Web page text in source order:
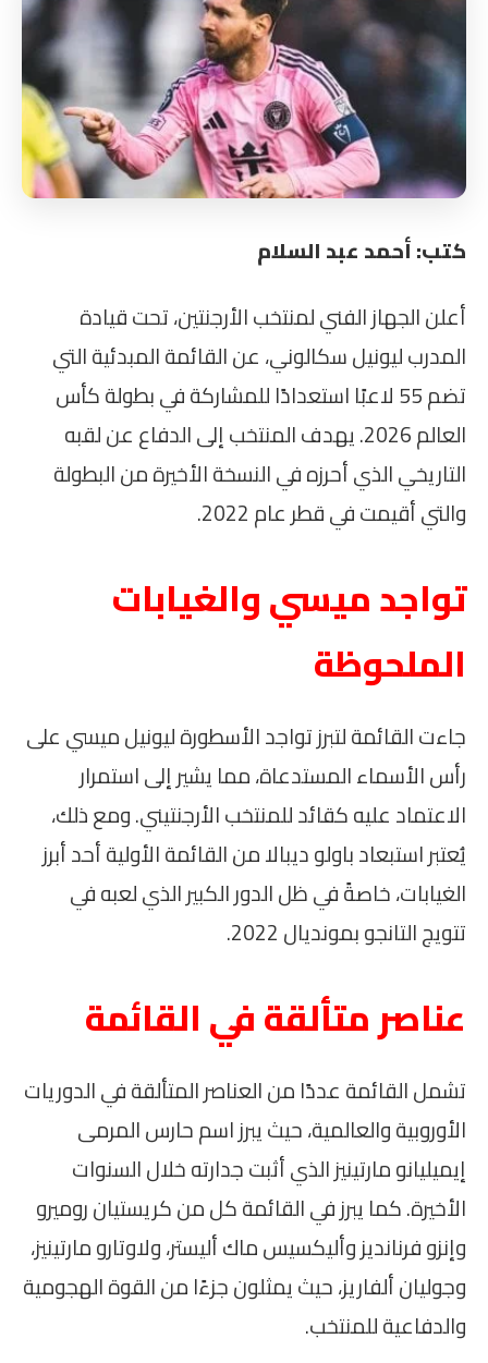
كتب: أحمد عبد السلام
أعلن الجهاز الفني لمنتخب الأرجنتين، تحت قيادة
المدرب ليونيل سكالوني، عن القائمة المبدئية التي
تضم 55 لاعبًا استعدادًا للمشاركة في بطولة كأس
العالم 2026. يهدف المنتخب إلى الدفاع عن لقبه
التاريخي الذي أحرزه في النسخة الأخيرة من البطولة
والتي أقيمت في قطر عام 2022.
تواجد ميسي والغيابات
الملحوظة
جاءت القائمة لتبرز تواجد الأسطورة ليونيل ميسي على
رأس الأسماء المستدعاة، مما يشير إلى استمرار
الاعتماد عليه كقائد للمنتخب الأرجنتيني. ومع ذلك،
يُعتبر استبعاد باولو ديبالا من القائمة الأولية أحد أبرز
الغيابات، خاصةً في ظل الدور الكبير الذي لعبه في
تتويج التانجو بمونديال 2022.
عناصر متألقة في القائمة
تشمل القائمة عددًا من العناصر المتألقة في الدوريات
الأوروبية والعالمية، حيث يبرز اسم حارس المرمى
إيميليانو مارتينيز الذي أثبت جدارته خلال السنوات
الأخيرة. كما يبرز في القائمة كل من كريستيان روميرو
وإنزو فرنانديز وأليكسيس ماك أليستر، ولاوتارو مارتينيز،
وجوليان ألفاريز، حيث يمثلون جزءًا من القوة الهجومية
والدفاعية للمنتخب.